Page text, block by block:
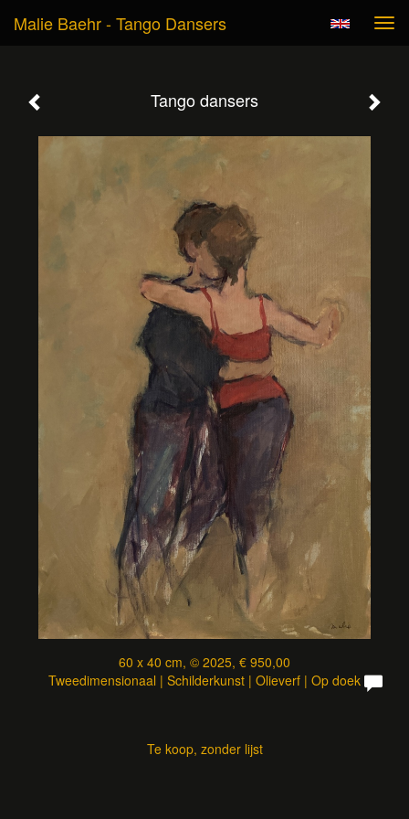
Malie Baehr - Tango Dansers
Tango dansers
60 x 40 cm, © 2025, € 950,00
Tweedimensionaal | Schilderkunst | Olieverf | Op doek
Te koop, zonder lijst